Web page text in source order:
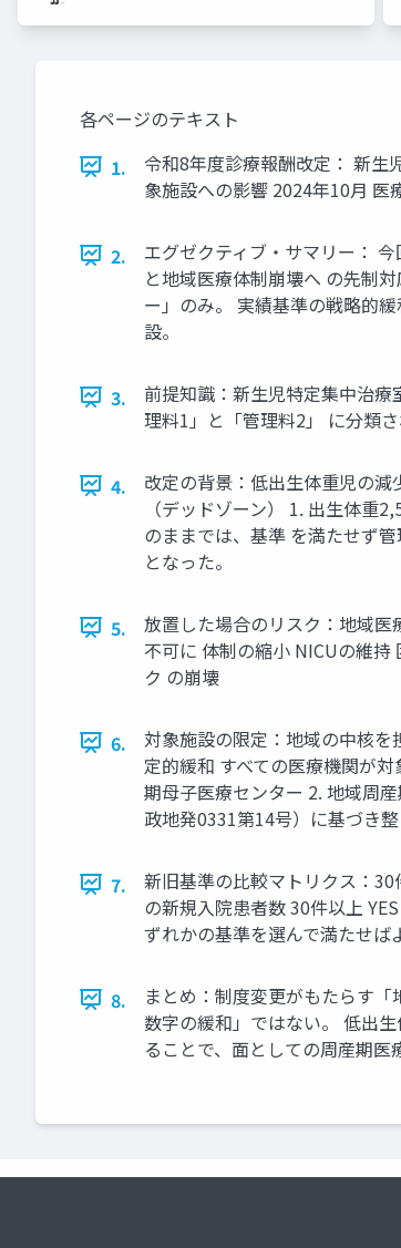
各ページのテキスト
1.
令和8年度診療報酬改定： 新生
象施設への影響 2024年10月 医
2.
エグゼクティブ・サマリー：
と地域医療体制崩壊へ の先制
ー」のみ。 実績基準の戦略的
設。
3.
前提知識：新生児特定集中治
理料1」と「管理料2」 に分類
4.
改定の背景：低出生体重児の
（デッドゾーン） 1. 出生体重
のままでは、基準 を満たせず
となった。
5.
放置した場合のリスク：地域
不可に 体制の縮小 NICUの維
ク の崩壊
6.
対象施設の限定：地域の中核
定的緩和 すべての医療機関が
期母子医療センター 2. 地域周
政地発0331第14号）に基づき整
7.
新旧基準の比較マトリクス：
の新規入院患者数 30件以上
ずれかの基準を選んで満たせ
8.
まとめ：制度変更がもたらす
数字の緩和」ではない。 低出
ることで、面としての周産期医